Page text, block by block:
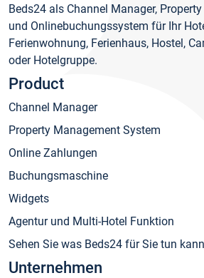
Beds24 als Channel Manager,
und Onlinebuchungssystem für Ihr
Ferienwohnung, Ferienhaus, Hostel,
oder Hotelgruppe.
Product
Channel Manager
Property Management System
Online Zahlungen
Buchungsmaschine
Widgets
Agentur und Multi-Hotel Funktion
Sehen Sie was Beds24 für Sie tun kann
Unternehmen